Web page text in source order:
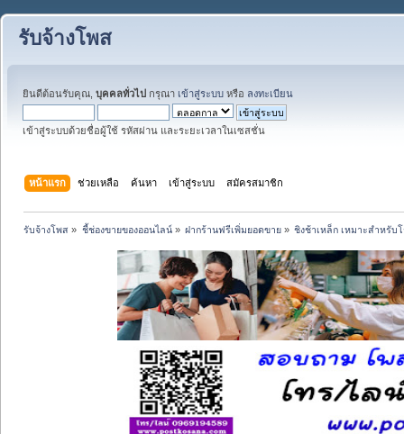
รับจ้างโพส
ยินดีต้อนรับคุณ, บุคคลทั่วไป กรุณา เข้าสู่ระบบ หรือ ลงทะเบียน
เข้าสู่ระบบด้วยชื่อผู้ใช้ รหัสผ่าน และระยะเวลาในเซสชั่น
หน้าแรก ช่วยเหลือ ค้นหา เข้าสู่ระบบ สมัครสมาชิก
รับจ้างโพส » ชี้ช่องขายของออนไลน์» ฝากร้านฟรีเพิ่มยอดขาย» ชิงช้าเหล็ก เหมาะสำหรับ